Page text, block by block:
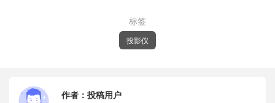
标签
投影仪
作者： 投稿用户